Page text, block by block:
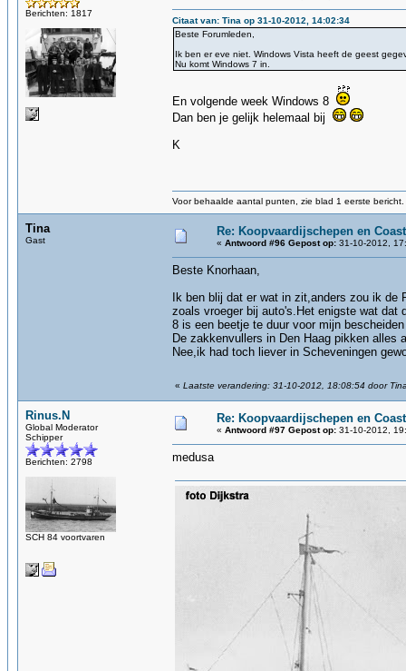
Berichten: 1817
Citaat van: Tina op 31-10-2012, 14:02:34
Beste Forumleden,
Ik ben er eve niet. Windows Vista heeft de geest
Nu komt Windows 7 in.
En volgende week Windows 8
Dan ben je gelijk helemaal bij
K
Voor behaalde aantal punten, zie blad 1 eerste bericht.
Tina
Gast
Re: Koopvaardijschepen en
« Antwoord #96 Gepost op: 31-10-2012,
Beste Knorhaan,
Ik ben blij dat er wat in zit,anders zou ik de
zoals vroeger bij auto's.Het enigste wat dat
8 is een beetje te duur voor mijn
De zakkenvullers in Den Haag pikken alles
Nee,ik had toch liever in Scheveningen
« Laatste verandering: 31-10-2012, 18:08:54 door
Rinus.N
Global Moderator
Schipper
Berichten: 2798
SCH 84 voortvaren
Re: Koopvaardijschepen en
« Antwoord #97 Gepost op: 31-10-2012,
medusa